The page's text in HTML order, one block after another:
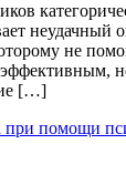
неудачный
не
[…]
при помощи